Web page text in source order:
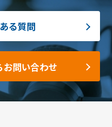
る質問
お問い合わせ